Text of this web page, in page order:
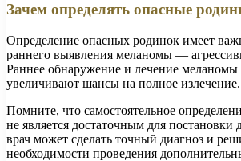
Зачем определять опасные
Определение опасных родинок имеет
раннего выявления меланомы —
Раннее обнаружение и лечение меланомы
увеличивают шансы на полное излечение.
Помните, что самостоятельное
не является достаточным для постановки
врач может сделать точный диагноз и
необходимости проведения